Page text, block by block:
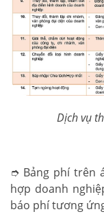
Dịch vụ
➮ Bảng phí trên
hợp doanh
báo phí tương